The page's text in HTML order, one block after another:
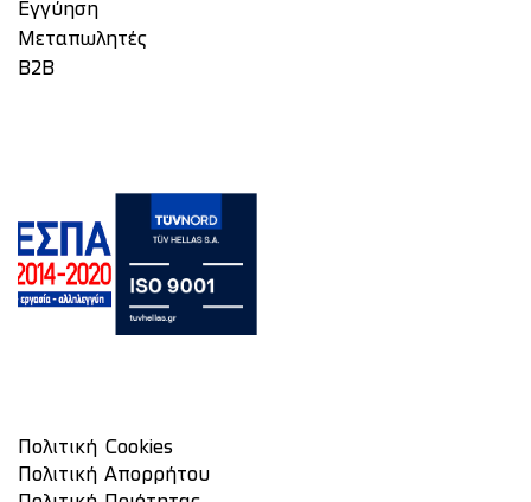
Eγγύηση
Μεταπωλητές
Β2Β
Πολιτική Cookies
Πολιτική Απορρήτου